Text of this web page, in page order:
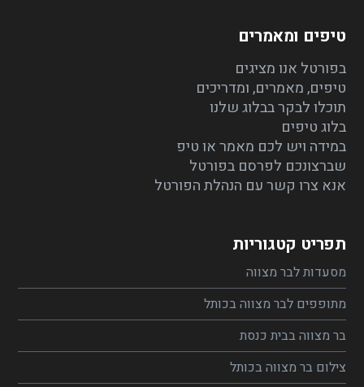
טיפים ומאמרים
בפורטל אנו מציגים
טיפים, מאמרים, ומדריכים
תוכלו לבקר בבלוג שלנו
בלוג טיפים
במידה ויש לכם מאמר או טיפ
שברצונכם לפרסם בפורטל
אנא צרו קשר עם הנהלת הפורטל
תפריט קטגוריות
מסעדות לבר מצווה
מתופפים לבר מצווה בכותל
בר מצווה בבית כנסת
צילום בר מצווה בכותל